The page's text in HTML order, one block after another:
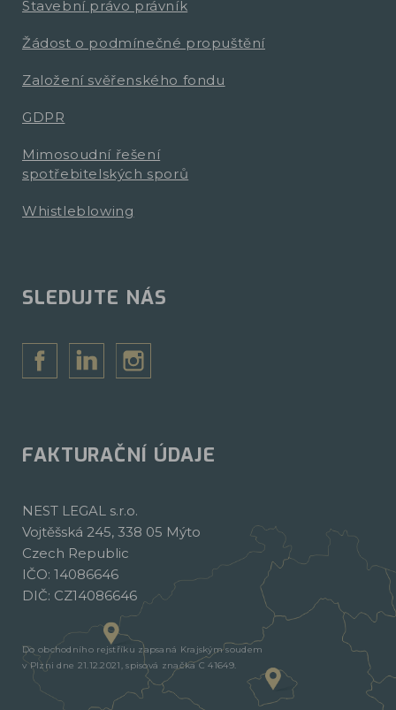
Stavební právo právník
Žádost o podmínečné propuštění
Založení svěřenského fondu
GDPR
Mimosoudní řešení
spotřebitelských sporů
Whistleblowing
SLEDUJTE NÁS
FAKTURAČNÍ ÚDAJE
NEST LEGAL s.r.o.
Vojtěšská 245, 338 05 Mýto
Czech Republic
IČO: 14086646
DIČ: CZ14086646
Do obchodního rejstříku zapsaná Krajským soudem
v Plzni dne 21.12.2021, spisová značka C 41649.